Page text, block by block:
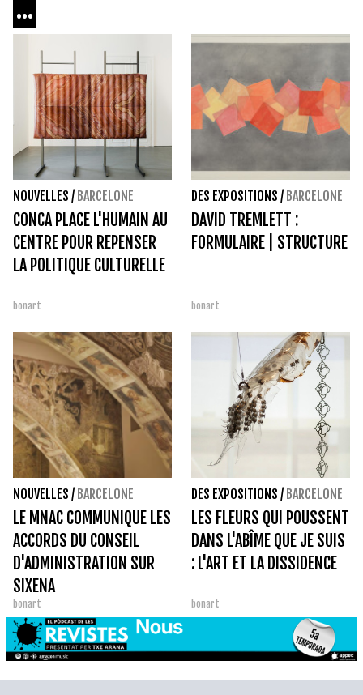
...
NOUVELLES / BARCELONE
CONCA PLACE L'HUMAIN AU
CENTRE POUR REPENSER
LA POLITIQUE CULTURELLE
bonart
DES EXPOSITIONS / BARCELONE
DAVID TREMLETT :
FORMULAIRE | STRUCTURE
bonart
NOUVELLES / BARCELONE
LE MNAC COMMUNIQUE LES
ACCORDS DU CONSEIL
D'ADMINISTRATION SUR
SIXENA
bonart
DES EXPOSITIONS / BARCELONE
LES FLEURS QUI POUSSENT
DANS L'ABÎME QUE JE SUIS
: L'ART ET LA DISSIDENCE
bonart